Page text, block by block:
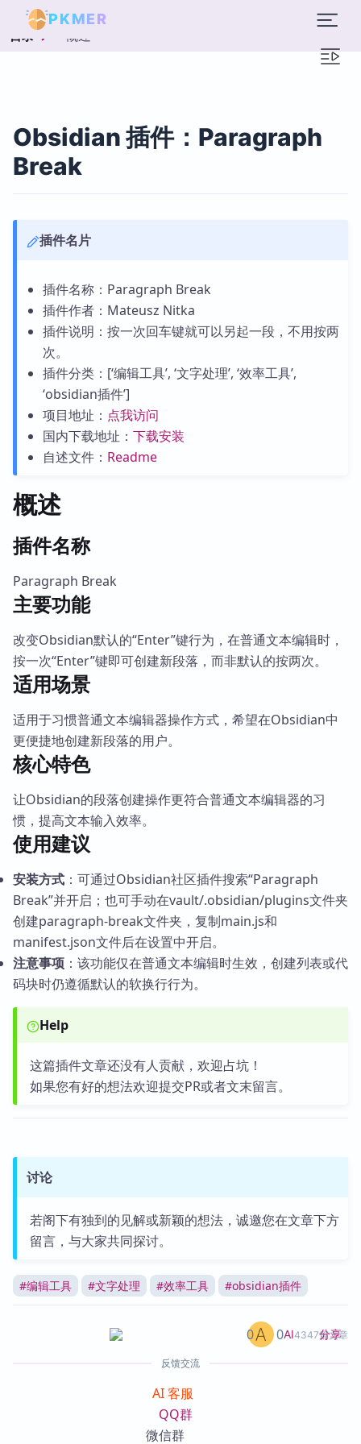
PKMER
目录 概述
Obsidian 插件：Paragraph
Break
插件名片
插件名称：Paragraph Break
插件作者：Mateusz Nitka
插件说明：按一次回车键就可以另起一段，不用按两
次。
插件分类：[‘编辑工具’, ‘文字处理’, ‘效率工具’,
‘obsidian插件’]
项目地址： 点我访问
国内下载地址： 下载安装
自述文件： Readme
概述
插件名称
Paragraph Break
主要功能
改变Obsidian默认的“Enter”键行为，在普通文本编辑时，
按一次“Enter”键即可创建新段落，而非默认的按两次。
适用场景
适用于习惯普通文本编辑器操作方式，希望在Obsidian中
更便捷地创建新段落的用户。
核心特色
让Obsidian的段落创建操作更符合普通文本编辑器的习
惯，提高文本输入效率。
使用建议
安装方式 ：可通过Obsidian社区插件搜索“Paragraph
Break”并开启；也可手动在vault/.obsidian/plugins文件夹
创建paragraph-break文件夹，复制main.js和
manifest.json文件后在设置中开启。
注意事项 ：该功能仅在普通文本编辑时生效，创建列表或代
码块时仍遵循默认的软换行行为。
Help
这篇插件文章还没有人贡献，欢迎占坑！
如果您有好的想法欢迎提交PR或者文末留言。
讨论
若阁下有独到的见解或新颖的想法，诚邀您在文章下方
留言，与大家共同探讨。
#编辑工具 #文字处理 #效率工具 #obsidian插件
AI4347篇文章
0 0 分享
反馈交流
AI 客服
QQ群
微信群